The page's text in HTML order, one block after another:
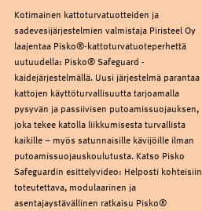
Kotimainen kattoturvatuotteiden ja
sadevesijärjestelmien valmistaja Piristeel Oy
laajentaa Pisko®-kattoturvatuoteperhettä
uutuudella: Pisko® Safeguard -
kaidejärjestelmällä. Uusi järjestelmä parantaa
kattojen käyttöturvallisuutta tarjoamalla
pysyvän ja passiivisen putoamissuojauksen,
joka tekee katolla liikkumisesta turvallista
kaikille – myös satunnaisille kävijöille ilman
putoamissuojauskoulutusta. Katso Pisko
Safeguardin esittelyvideo: Helposti kohteisiin
toteutettava, modulaarinen ja
asentajaystävällinen ratkaisu Pisko®